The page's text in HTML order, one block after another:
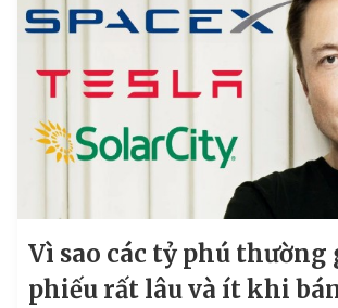
Vì sao các tỷ phú thường
phiếu rất lâu và ít khi